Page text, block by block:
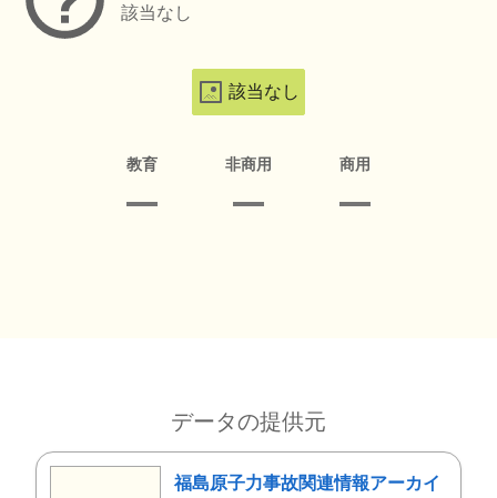
該当なし
該当なし
教育 非商用 商用
データの提供元
福島原子力事故関連情報アーカイ